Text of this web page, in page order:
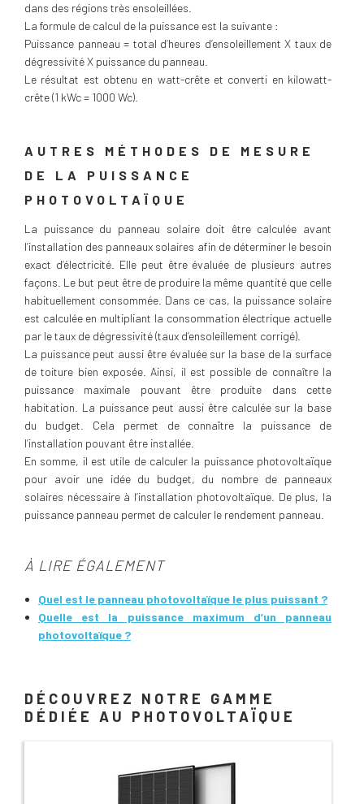
dans des régions très ensoleillées.
La formule de calcul de la puissance est la suivante :
Puissance panneau = total d’heures d’ensoleillement X taux de
dégressivité X puissance du panneau.
Le résultat est obtenu en watt-crête et converti en kilowatt-
crête (1 kWc = 1000 Wc).
AUTRES MÉTHODES DE MESURE
DE LA PUISSANCE
PHOTOVOLTAÏQUE
La puissance du panneau solaire doit être calculée avant
l’installation des panneaux solaires afin de déterminer le besoin
exact d’électricité. Elle peut être évaluée de plusieurs autres
façons. Le but peut être de produire la même quantité que celle
habituellement consommée. Dans ce cas, la puissance solaire
est calculée en multipliant la consommation électrique actuelle
par le taux de dégressivité (taux d’ensoleillement corrigé).
La puissance peut aussi être évaluée sur la base de la surface
de toiture bien exposée. Ainsi, il est possible de connaître la
puissance maximale pouvant être produite dans cette
habitation. La puissance peut aussi être calculée sur la base
du budget. Cela permet de connaître la puissance de
l’installation pouvant être installée.
En somme, il est utile de calculer la puissance photovoltaïque
pour avoir une idée du budget, du nombre de panneaux
solaires nécessaire à l’installation photovoltaïque. De plus, la
puissance panneau permet de calculer le rendement panneau.
À LIRE ÉGALEMENT
Quel est le panneau photovoltaïque le plus puissant ?
Quelle est la puissance maximum d’un panneau
photovoltaïque ?
DÉCOUVREZ NOTRE GAMME
DÉDIÉE AU PHOTOVOLTAÏQUE